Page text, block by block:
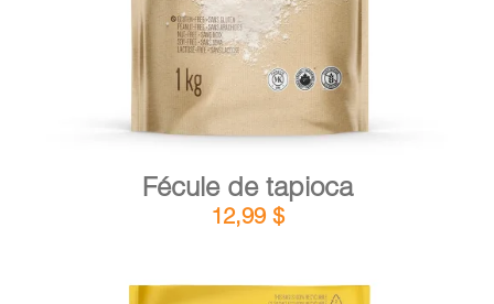
Fécule de tapioca
12,99 $